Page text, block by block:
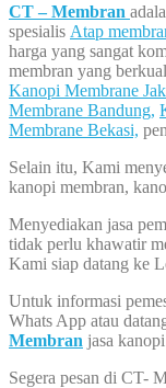
CT – Membran
spesialis Atap
harga yang sangat
membran yang
Kanopi Membrane
Membrane Bandung,
Membrane Bekasi,
Selain itu, Kami
kanopi membran,
Menyediakan jasa
tidak perlu khawatir
Kami siap datang ke
Untuk informasi
Whats App atau
Membran jasa
Segera pesan di CT-